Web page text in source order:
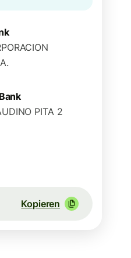
PITA 2
Kopieren